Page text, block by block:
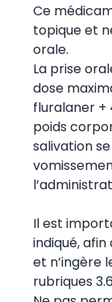
Ce
topique et
orale.
La prise
dose
fluralaner +
poids
salivation
Il est
indiqué, afin
et n’ingère
rubriques